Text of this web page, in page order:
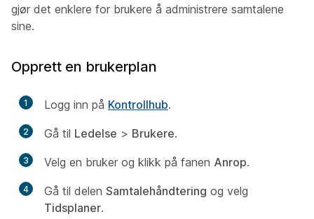
gjør det enklere for brukere å administrere samtalene
sine.
Opprett en brukerplan
1 Logg inn på Kontrollhub.
2 Gå til Ledelse > Brukere.
3 Velg en bruker og klikk på fanen Anrop.
4 Gå til delen Samtalehåndtering og velg
Tidsplaner.